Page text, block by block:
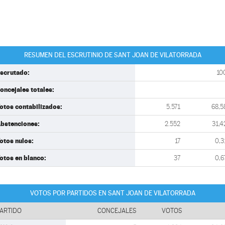
RESUMEN DEL ESCRUTINIO DE SANT JOAN DE VILATORRADA
totales:
contabilizados: 5.571
2.552
nulos: 17
en blanco: 37
VOTOS POR PARTIDOS EN SANT JOAN DE VILATORRADA
CONCEJALES VOTOS